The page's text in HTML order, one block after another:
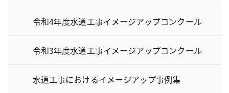
令和4年度水道工事イメージアップコンクール
令和3年度水道工事イメージアップコンクール
水道工事におけるイメージアップ事例集